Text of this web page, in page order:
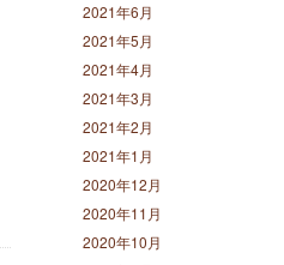
2021年6月
2021年5月
2021年4月
2021年3月
2021年2月
2021年1月
2020年12月
2020年11月
2020年10月